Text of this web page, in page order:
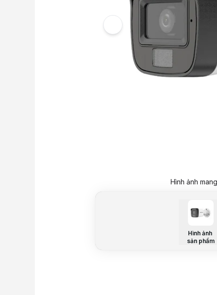
Hình ảnh
Hình ảnh
sản phẩm